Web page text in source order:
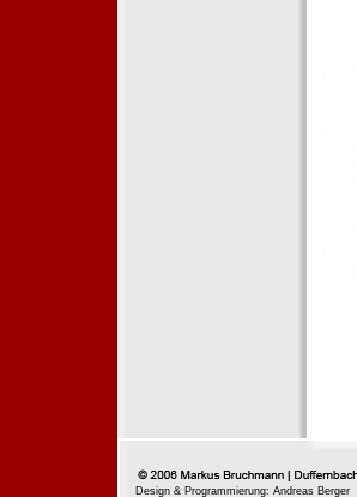
Design & Programmierung: Andreas Berger